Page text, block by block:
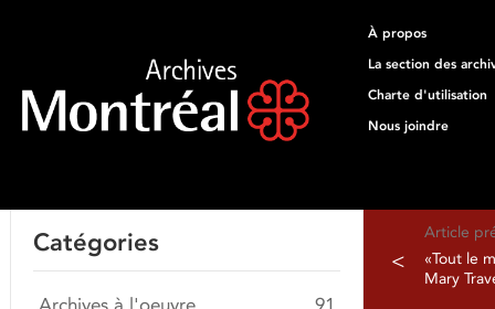
À propos
La section des
Charte d'utilisation
Nous joindre
Article
<
«Tout le
Mary
Catégories
Archives à l'oeuvre
91